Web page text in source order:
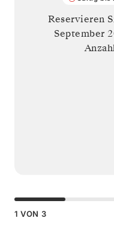
Reservieren
September
1 VON 3